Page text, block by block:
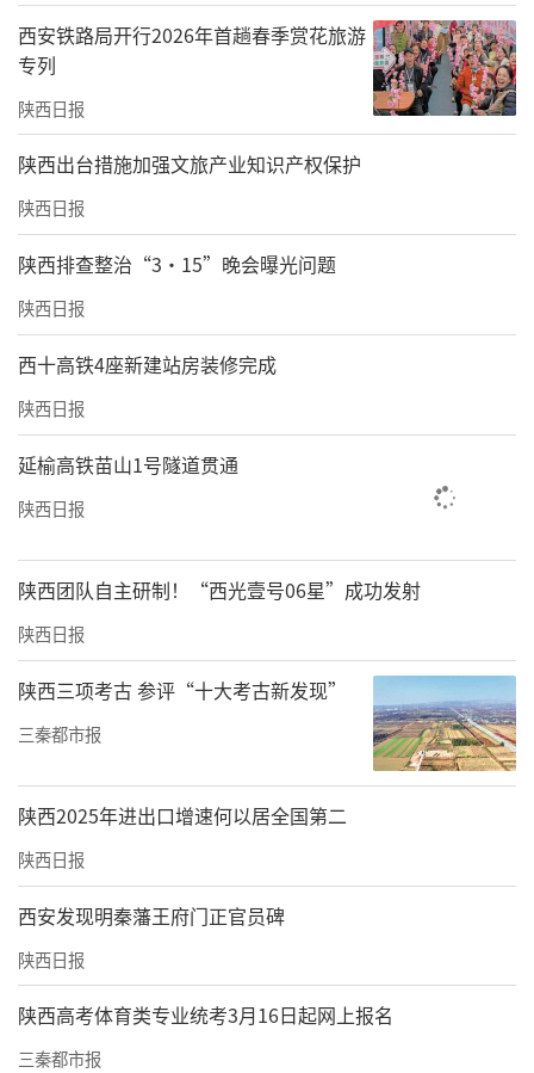
西安铁路局开行2026年首趟春季赏花旅游
专列
陕西日报
​陕西出台措施加强文旅产业知识产权保护
陕西日报
陕西排查整治“3·15”晚会曝光问题
陕西日报
西十高铁4座新建站房装修完成
陕西日报
延榆高铁苗山1号隧道贯通
陕西日报
陕西团队自主研制！“西光壹号06星”成功发射
陕西日报
陕西三项考古 参评“十大考古新发现”
三秦都市报
陕西2025年进出口增速何以居全国第二
陕西日报
西安发现明秦藩王府门正官员碑
陕西日报
陕西高考体育类专业统考3月16日起网上报名
三秦都市报